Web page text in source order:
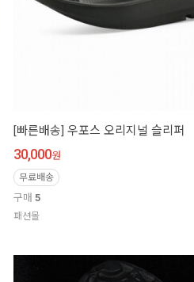
[빠른배송] 우포스 오리지널 슬리퍼
30,000원
무료배송
구매 5
패션몰